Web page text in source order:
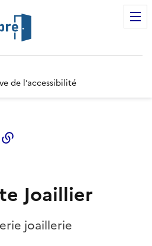
de l’accessibilité
Twitter)
Joaillier
joaillerie